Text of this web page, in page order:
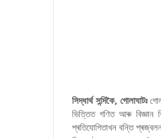
সিদ্ধাৰ্থ সন্দিকৈ, গোলাঘাটঃ
ভিত্তিত গণিত আৰু বিজ্ঞান
প্ৰতিযোগিতাখন বন্তি